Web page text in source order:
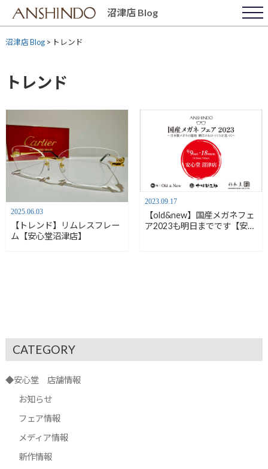
content
沼津店 Blog
沼津店 Blog> トレンド
トレンド
2025.06.03
【トレンド】リムレスフレー
ム【安心堂沼津店】
2023.09.17
【old&new】国産メガネフェ
ア2023も明日までです【安心
CATEGORY
◆安心堂 店舗情報
お知らせ
フェア情報
メディア情報
新作情報